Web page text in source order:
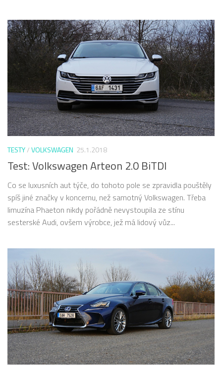
TESTY/VOLKSWAGEN 25.1.2018
Test: Volkswagen Arteon 2.0 BiTDI
Co se luxusních aut týče, do tohoto pole se zpravidla pouštěly
spíš jiné značky v koncernu, než samotný Volkswagen. Třeba
limuzína Phaeton nikdy pořádně nevystoupila ze stínu
sesterské Audi, ovšem výrobce, jež má lidový vůz...